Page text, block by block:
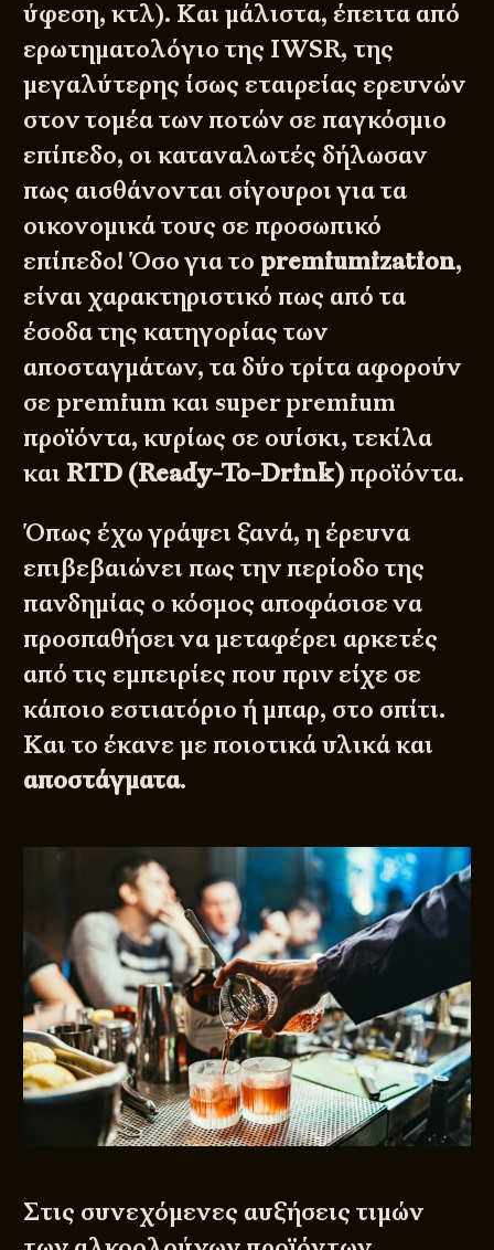
ύφεση, κτλ). Και μάλιστα, έπειτα από
ερωτηματολόγιο της IWSR, της
μεγαλύτερης ίσως εταιρείας ερευνών
στον τομέα των ποτών σε παγκόσμιο
επίπεδο, οι καταναλωτές δήλωσαν
πως αισθάνονται σίγουροι για τα
οικονομικά τους σε προσωπικό
επίπεδο! Όσο για το premiumization,
είναι χαρακτηριστικό πως από τα
έσοδα της κατηγορίας των
αποσταγμάτων, τα δύο τρίτα αφορούν
σε premium και super premium
προϊόντα, κυρίως σε ουίσκι, τεκίλα
και RTD (Ready-To-Drink) προϊόντα.
Όπως έχω γράψει ξανά, η έρευνα
επιβεβαιώνει πως την περίοδο της
πανδημίας ο κόσμος αποφάσισε να
προσπαθήσει να μεταφέρει αρκετές
από τις εμπειρίες που πριν είχε σε
κάποιο εστιατόριο ή μπαρ, στο σπίτι.
Και το έκανε με ποιοτικά υλικά και
αποστάγματα.
Στις συνεχόμενες αυξήσεις τιμών